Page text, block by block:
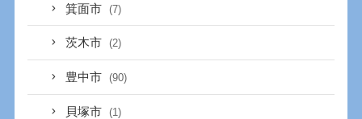
箕面市 (7)
茨木市 (2)
豊中市 (90)
貝塚市 (1)